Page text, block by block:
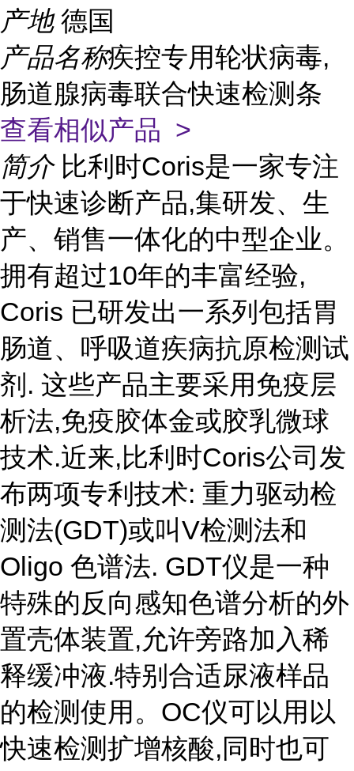
产地 德国
产品名称疾控专用轮状病毒,
肠道腺病毒联合快速检测条
查看相似产品 >
简介 比利时Coris是一家专注
于快速诊断产品,集研发、生
产、销售一体化的中型企业。
拥有超过10年的丰富经验,
Coris 已研发出一系列包括胃
肠道、呼吸道疾病抗原检测试
剂. 这些产品主要采用免疫层
析法,免疫胶体金或胶乳微球
技术.近来,比利时Coris公司发
布两项专利技术: 重力驱动检
测法(GDT)或叫V检测法和
Oligo 色谱法. GDT仪是一种
特殊的反向感知色谱分析的外
置壳体装置,允许旁路加入稀
释缓冲液.特别合适尿液样品
的检测使用。OC仪可以用以
快速检测扩增核酸,同时也可